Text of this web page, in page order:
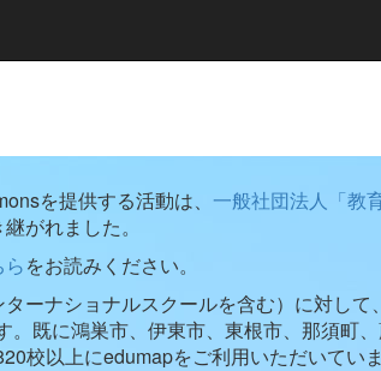
を提供する活動は、 一般社団法人「教
がれました。
らをお読みください。
ーナショナルスクールを含む）に対し
。既に鴻巣市、伊東市、東根市、那須町
校以上にedumapをご利用いただいていま